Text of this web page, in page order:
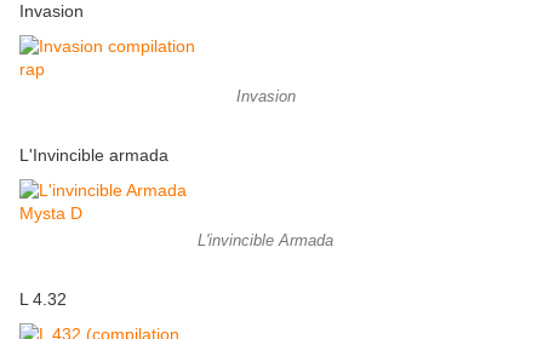
Invasion
Invasion
L'Invincible armada
L'invincible Armada
L 4.32